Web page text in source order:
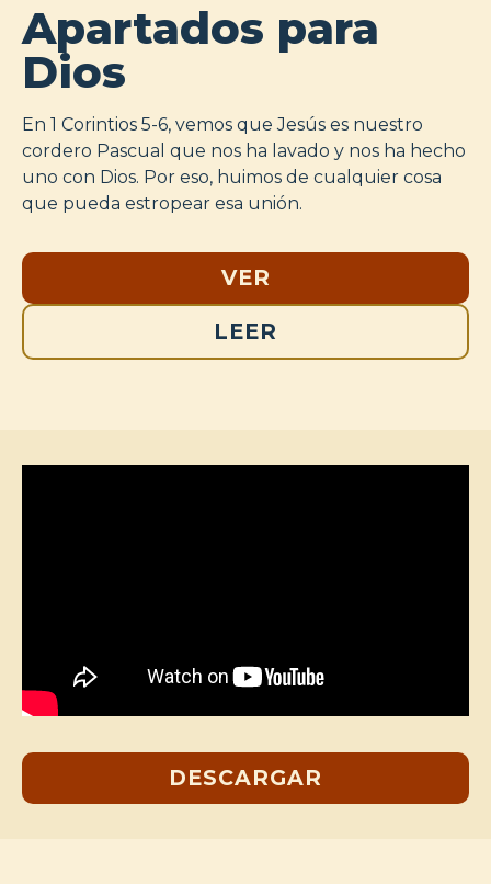
Apartados para
Dios
En 1 Corintios 5-6, vemos que Jesús es nuestro
cordero Pascual que nos ha lavado y nos ha hecho
uno con Dios. Por eso, huimos de cualquier cosa
que pueda estropear esa unión.
VER
LEER
DESCARGAR